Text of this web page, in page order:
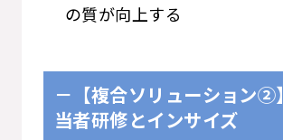
の質が向上する
－【複合ソリューション②】
当者研修とインサイズ